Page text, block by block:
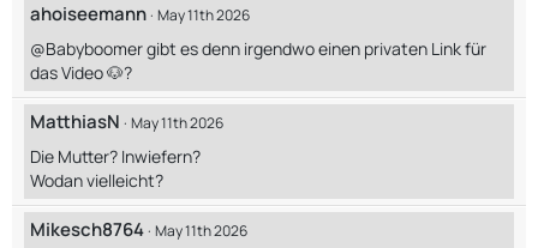
ahoiseemann May 11th 2026
@Babyboomer gibt es denn irgendwo einen privaten Link für
das Video 🐶?
MatthiasN May 11th 2026
Die Mutter? Inwiefern?
Wodan vielleicht?
Mikesch8764 May 11th 2026